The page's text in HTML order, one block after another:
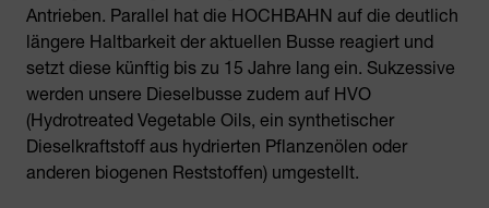
Antrieben. Parallel hat die HOCHBAHN auf die deutlich
längere Haltbarkeit der aktuellen Busse reagiert und
setzt diese künftig bis zu 15 Jahre lang ein. Sukzessive
werden unsere Dieselbusse zudem auf HVO
(Hydrotreated Vegetable Oils, ein synthetischer
Dieselkraftstoff aus hydrierten Pflanzenölen oder
anderen biogenen Reststoffen) umgestellt.